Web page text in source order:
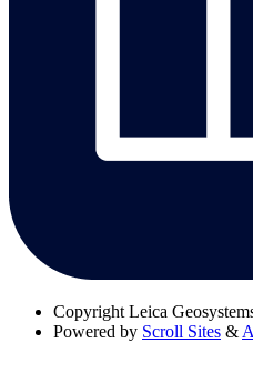
Copyright Leica
Powered by Scroll Sites &